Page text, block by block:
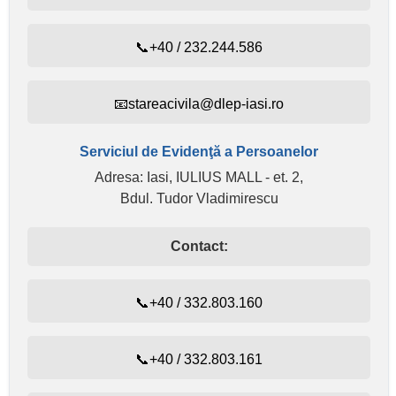
📞+40 / 232.244.586
📧stareacivila@dlep-iasi.ro
Serviciul de Evidenţă a Persoanelor
Adresa: Iasi, IULIUS MALL - et. 2,
Bdul. Tudor Vladimirescu
Contact:
📞+40 / 332.803.160
📞+40 / 332.803.161